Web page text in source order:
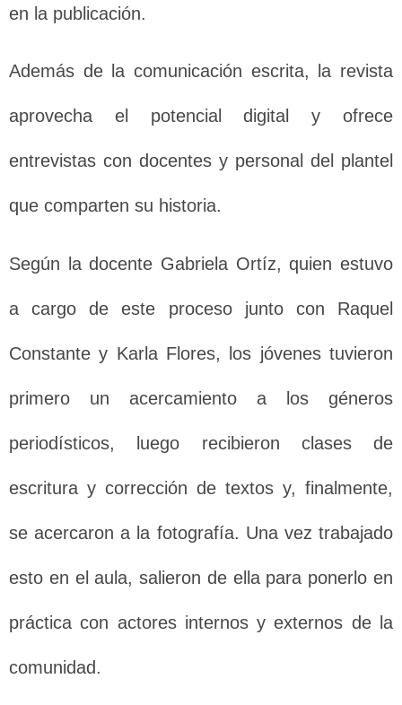
en la publicación.
Además de la comunicación escrita, la revista
aprovecha el potencial digital y ofrece
entrevistas con docentes y personal del plantel
que comparten su historia.
Según la docente Gabriela Ortíz, quien estuvo
a cargo de este proceso junto con Raquel
Constante y Karla Flores, los jóvenes tuvieron
primero un acercamiento a los géneros
periodísticos, luego recibieron clases de
escritura y corrección de textos y, finalmente,
se acercaron a la fotografía. Una vez trabajado
esto en el aula, salieron de ella para ponerlo en
práctica con actores internos y externos de la
comunidad.